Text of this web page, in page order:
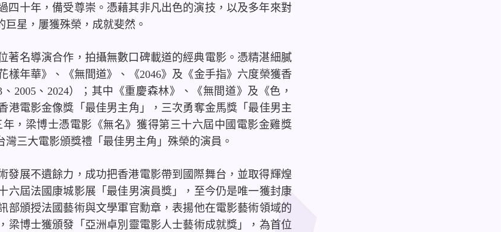
四十年，備受尊崇。憑藉其非凡出色的演技，以及多年來對
星，屢獲殊榮，成就斐然。
著名導演合作，拍攝無數口碑載道的經典電影。憑精湛細膩
樣年華》、《無間道》、《2046》及《金手指》六度榮獲香
、 2005、 2024）；其中《重慶森林》、《無間道》及《色，
電影金像獎「最佳男主角」，三次勇奪金馬獎「最佳男主
，梁博士憑電影《無名》獲得第三十六屆中國電影金雞獎
三大電影頒獎禮「最佳男主角」殊榮的演員。
展不遺餘力，成功把香港電影帶到國際舞台，並取得輝煌
六屆法國康城影展「最佳男演員獎」，至今仍是唯一獲封康
頒授法國藝術與文學軍官勳章，表揚他在電影藝術領域的
博士獲頒發「亞洲卓別靈電影人士藝術成就獎」，為首位